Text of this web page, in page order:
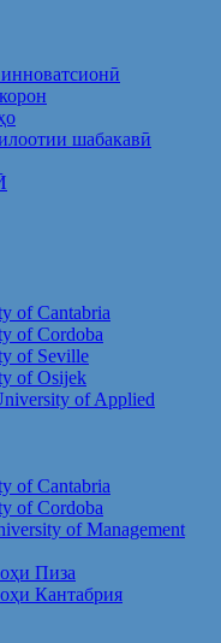
шабакавӣ
of Cantabria
of Cordoba
of Seville
of Osijek
of Applied
of Cantabria
of Cordoba
of Management
Пиза
Кантабрия